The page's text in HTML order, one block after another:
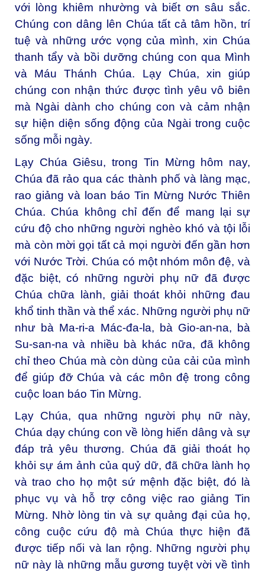
với lòng khiêm nhường và biết ơn sâu sắc.
Chúng con dâng lên Chúa tất cả tâm hồn, trí
tuệ và những ước vọng của mình, xin Chúa
thanh tẩy và bồi dưỡng chúng con qua Mình
và Máu Thánh Chúa. Lạy Chúa, xin giúp
chúng con nhận thức được tình yêu vô biên
mà Ngài dành cho chúng con và cảm nhận
sự hiện diện sống động của Ngài trong cuộc
sống mỗi ngày.
Lạy Chúa Giêsu, trong Tin Mừng hôm nay,
Chúa đã rảo qua các thành phố và làng mạc,
rao giảng và loan báo Tin Mừng Nước Thiên
Chúa. Chúa không chỉ đến để mang lại sự
cứu độ cho những người nghèo khó và tội lỗi
mà còn mời gọi tất cả mọi người đến gần hơn
với Nước Trời. Chúa có một nhóm môn đệ, và
đặc biệt, có những người phụ nữ đã được
Chúa chữa lành, giải thoát khỏi những đau
khổ tinh thần và thể xác. Những người phụ nữ
như bà Ma-ri-a Mác-đa-la, bà Gio-an-na, bà
Su-san-na và nhiều bà khác nữa, đã không
chỉ theo Chúa mà còn dùng của cải của mình
để giúp đỡ Chúa và các môn đệ trong công
cuộc loan báo Tin Mừng.
Lạy Chúa, qua những người phụ nữ này,
Chúa dạy chúng con về lòng hiến dâng và sự
đáp trả yêu thương. Chúa đã giải thoát họ
khỏi sự ám ảnh của quỷ dữ, đã chữa lành họ
và trao cho họ một sứ mệnh đặc biệt, đó là
phục vụ và hỗ trợ công việc rao giảng Tin
Mừng. Nhờ lòng tin và sự quảng đại của họ,
công cuộc cứu độ mà Chúa thực hiện đã
được tiếp nối và lan rộng. Những người phụ
nữ này là những mẫu gương tuyệt vời về tình